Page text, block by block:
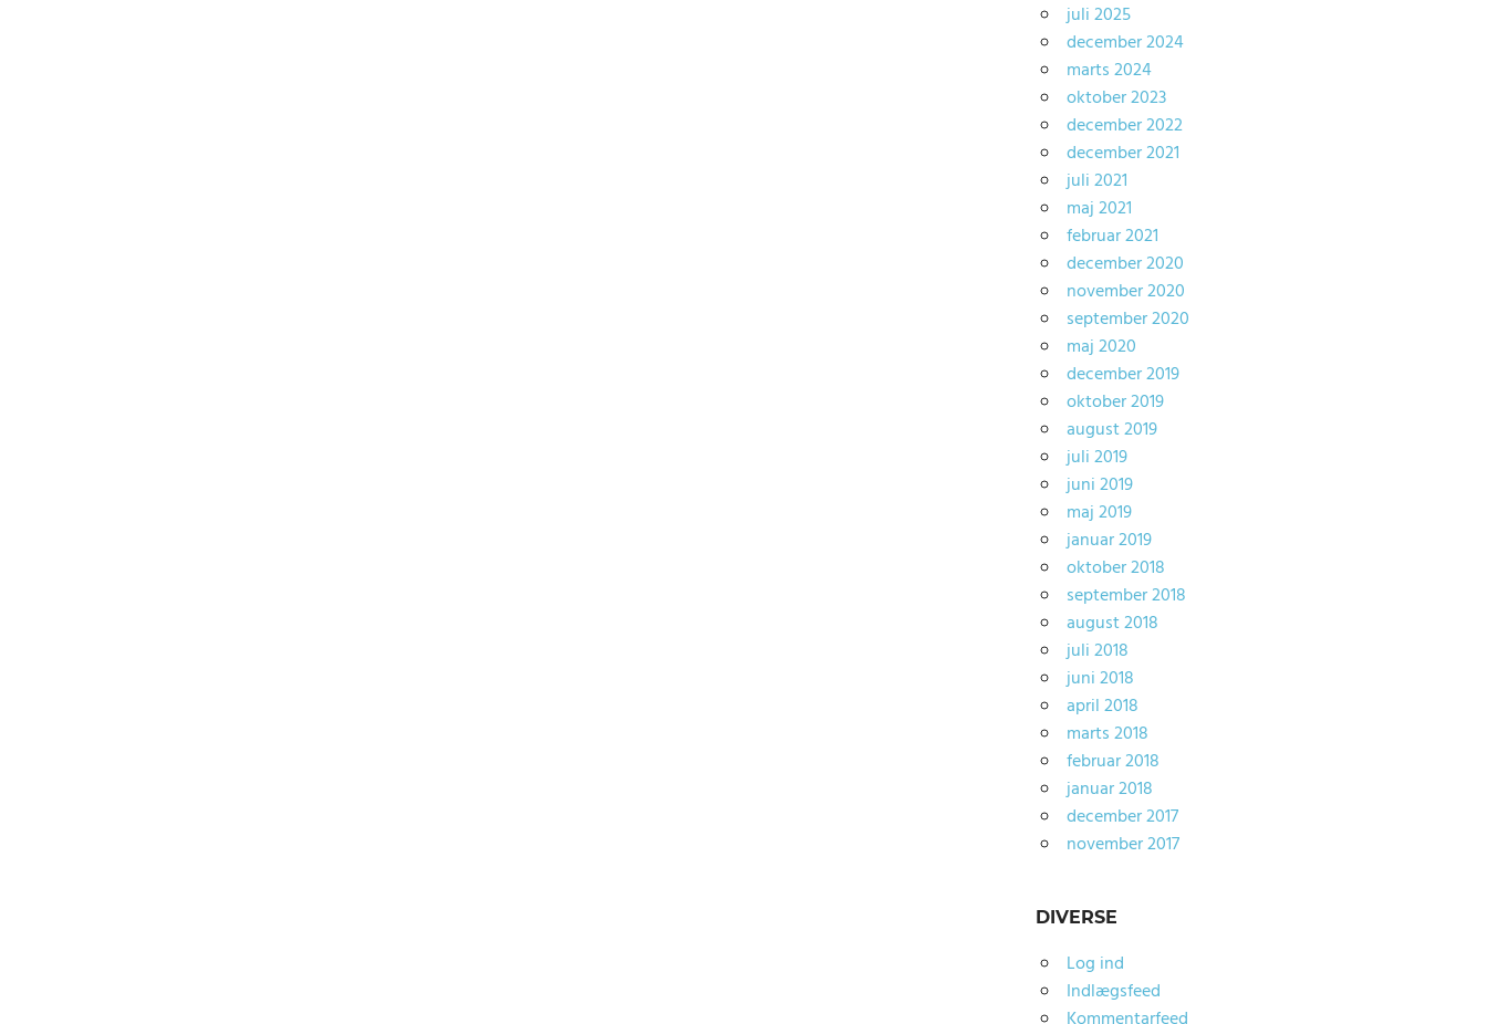
juli 2025
december 2024
marts 2024
oktober 2023
december 2022
december 2021
juli 2021
maj 2021
februar 2021
december 2020
november 2020
september 2020
maj 2020
december 2019
oktober 2019
august 2019
juli 2019
juni 2019
maj 2019
januar 2019
oktober 2018
september 2018
august 2018
juli 2018
juni 2018
april 2018
marts 2018
februar 2018
januar 2018
december 2017
november 2017
DIVERSE
Log ind
Indlægsfeed